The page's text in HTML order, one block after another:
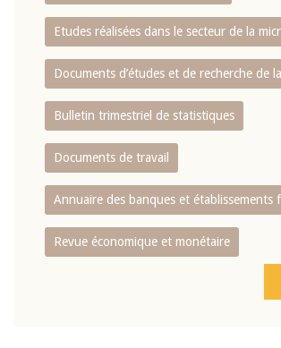
Etudes réalisées dans le secteur de la
Documents d’études et de recherche de
Bulletin trimestriel de statistiques
Documents de travail
Annuaire des banques et établissements
Revue économique et monétaire